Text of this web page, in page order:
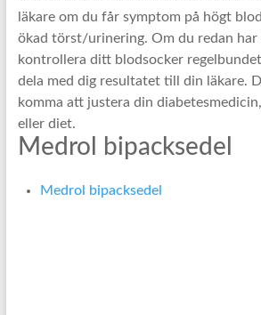
läkare om du får symptom på högt
ökad törst/urinering. Om du redan har
kontrollera ditt blodsocker
dela med dig resultatet till din läkare.
komma att justera din
eller diet.
Medrol bipacksedel
Medrol bipacksedel